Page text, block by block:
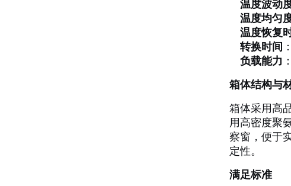
温度波动
温度均匀
温度恢复
转换时间
负载能力
箱体结构与
箱体采用高
用高密度聚
察窗，便于
定性。
满足标准